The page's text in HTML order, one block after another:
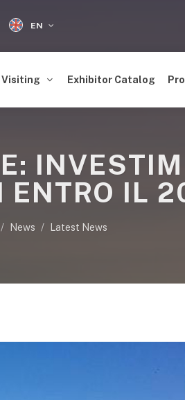
EN
Visiting Exhibitor Catalog
ENTRO IL
News Latest News